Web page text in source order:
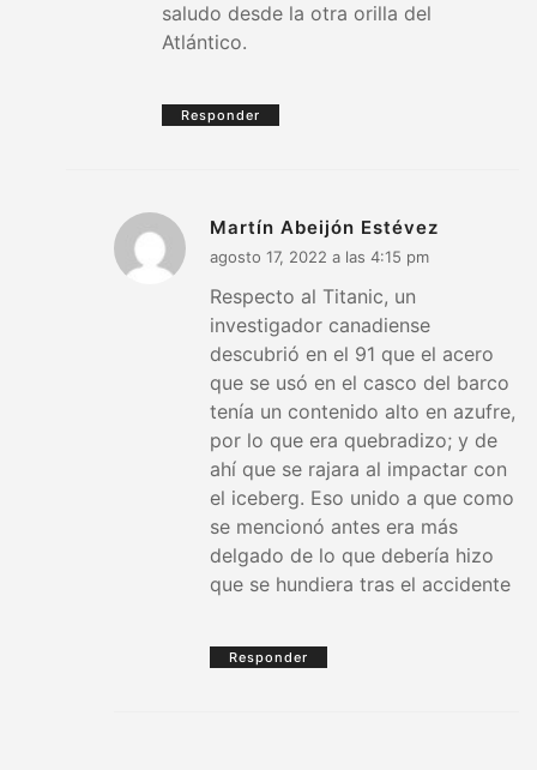
saludo desde la otra orilla del
Atlántico.
Responder
Martín Abeijón Estévez
agosto 17, 2022 a las 4:15 pm
Respecto al Titanic, un
investigador canadiense
descubrió en el 91 que el acero
que se usó en el casco del barco
tenía un contenido alto en azufre,
por lo que era quebradizo; y de
ahí que se rajara al impactar con
el iceberg. Eso unido a que como
se mencionó antes era más
delgado de lo que debería hizo
que se hundiera tras el accidente
Responder